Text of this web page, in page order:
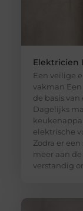
Elektricien
Een veilige
vakman
de basis
Dagelijks
elektrische
Zodra er
meer aan
verstandig